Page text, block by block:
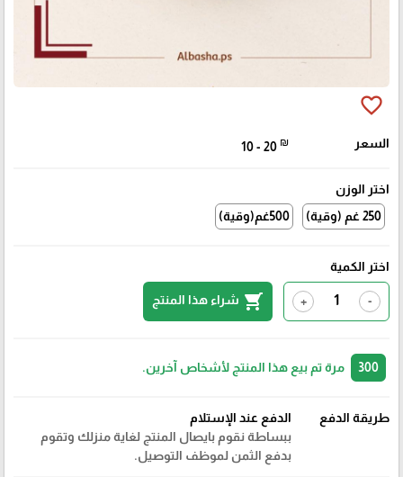
favorite_border
السعر 10 - 20 ₪
اختر الوزن
250 غم (وقية)
500غم(وقية)
اختر الكمية
-
+
shopping_cart شراء هذا المنتج
مرة تم بيع هذا المنتج لأشخاص آخرين.
طريقة الدفع
الدفع عند الإستلام
ببساطة نقوم بايصال المنتج لغاية منزلك وتقوم
بدفع الثمن لموظف التوصيل.